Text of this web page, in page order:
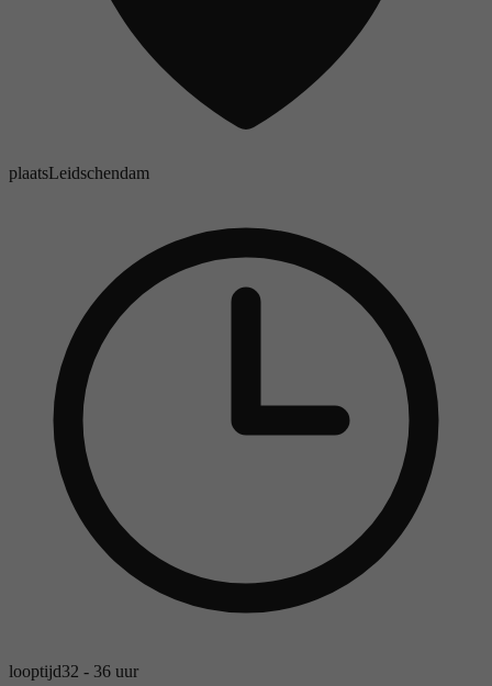
plaatsLeidschendam
looptijd32 - 36 uur